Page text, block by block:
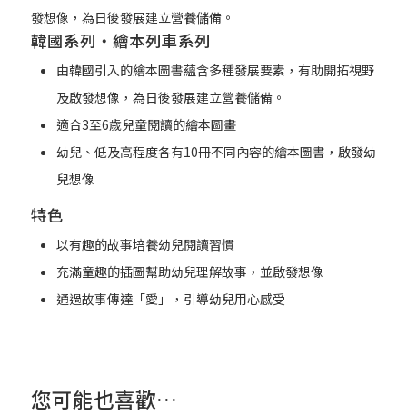
發想像，為日後發展建立營養儲備。
韓國系列‧繪本列車系列
由韓國引入的繪本圖書蘊含多種發展要素，有助開拓視野
及啟發想像，為日後發展建立營養儲備。
適合3至6歲兒童閱讀的繪本圖畫
幼兒、低及高程度各有10冊不同內容的繪本圖書，啟發幼
兒想像
特色
以有趣的故事培養幼兒閱讀習慣
充滿童趣的插圖幫助幼兒理解故事，並啟發想像
通過故事傳達「愛」，引導幼兒用心感受
您可能也喜歡…